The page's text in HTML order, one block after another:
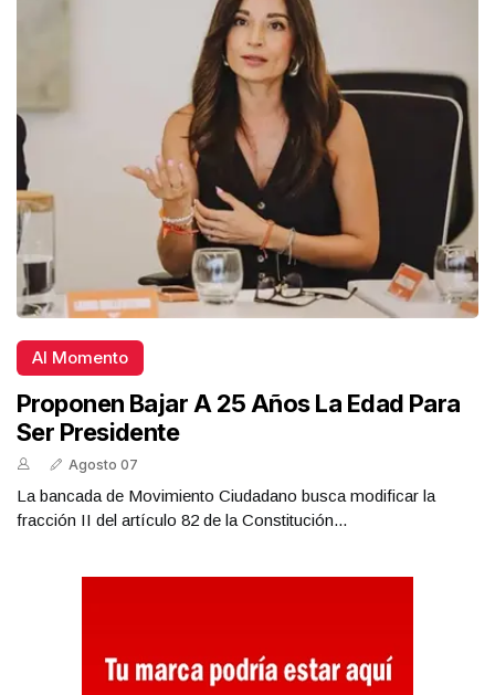
Al Momento
Proponen Bajar A 25 Años La Edad Para
Ser Presidente
Agosto 07
La bancada de Movimiento Ciudadano busca modificar la
fracción II del artículo 82 de la Constitución...